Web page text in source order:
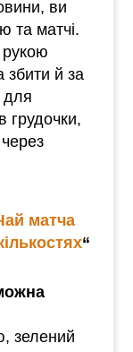
ви
та матчі.
збити й за
для
грудочки,
матча
“
зелений